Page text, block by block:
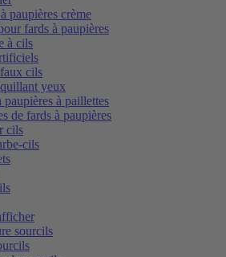
paupières crème
fards à paupières
à cils
cils
yeux
paupières à paillettes
de fards à paupières
cils
cils
sourcils